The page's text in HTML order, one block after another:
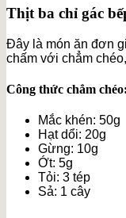
Thịt ba chỉ gác
Đây là món ăn đơn
chấm với chẳm
Công thức chẳm chéo:
Mắc khén: 50g
Hạt dổi: 20g
Gừng: 10g
Ớt: 5g
Tỏi: 3 tép
Sả: 1 cây